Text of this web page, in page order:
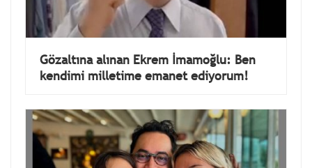
Gözaltına alınan Ekrem İmamoğlu: Ben
kendimi milletime emanet ediyorum!